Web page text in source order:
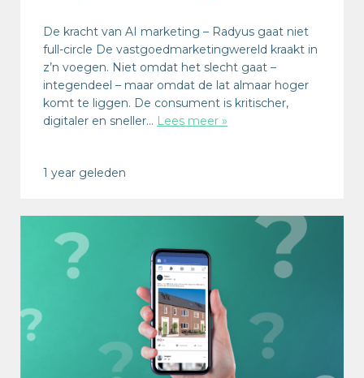
De kracht van AI marketing – Radyus gaat niet
full-circle De vastgoedmarketingwereld kraakt in
z’n voegen. Niet omdat het slecht gaat –
integendeel – maar omdat de lat almaar hoger
komt te liggen. De consument is kritischer,
digitaler en sneller… Lees meer »
1 year geleden